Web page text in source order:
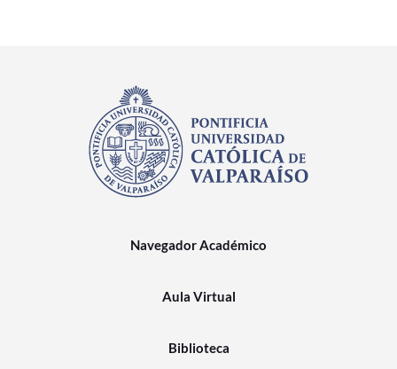
Navegador Académico
Aula Virtual
Biblioteca